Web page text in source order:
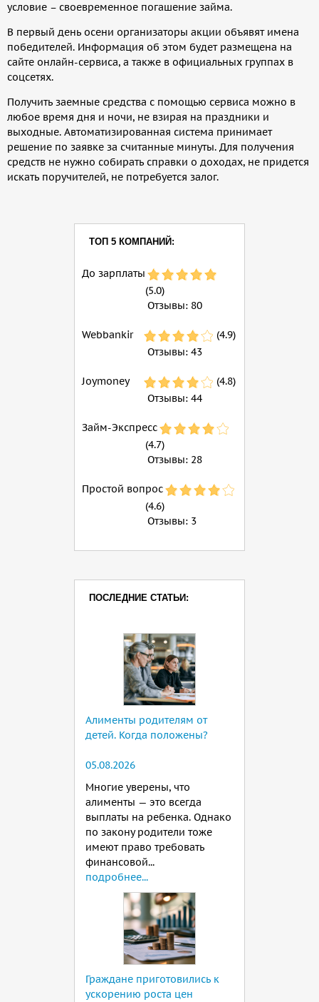
условие – своевременное погашение займа.
В первый день осени организаторы акции объявят имена
победителей. Информация об этом будет размещена на
сайте онлайн-сервиса, а также в официальных группах в
соцсетях.
Получить заемные средства с помощью сервиса можно в
любое время дня и ночи, не взирая на праздники и
выходные. Автоматизированная система принимает
решение по заявке за считанные минуты. Для получения
средств не нужно собирать справки о доходах, не придется
искать поручителей, не потребуется залог.
ТОП 5 КОМПАНИЙ:
До зарплаты
(5.0)
Отзывы: 80
Webbankir
(4.9)
Отзывы: 43
Joymoney
(4.8)
Отзывы: 44
Займ-Экспресс
(4.7)
Отзывы: 28
Простой вопрос
(4.6)
Отзывы: 3
ПОСЛЕДНИЕ СТАТЬИ:
Алименты родителям от
детей. Когда положены?
05.08.2026
Многие уверены, что
алименты — это всегда
выплаты на ребенка. Однако
по закону родители тоже
имеют право требовать
финансовой...
подробнее...
Граждане приготовились к
ускорению роста цен